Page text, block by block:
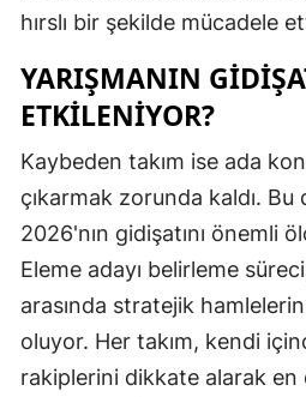
hırslı bir şekilde mücadele
YARIŞMANIN
ETKILENIYOR?
Kaybeden takım ise ada
çıkarmak zorunda kaldı.
2026'nın gidişatını önemli
Eleme adayı belirleme
arasında stratejik
oluyor. Her takım, kendi
rakiplerini dikkate alarak en